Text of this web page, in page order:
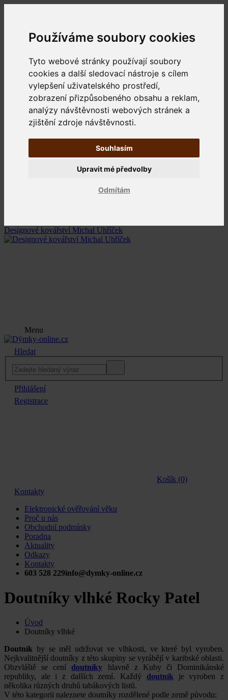
Používáme soubory cookies
Tyto webové stránky používají soubory
cookies a další sledovací nástroje s cílem
vylepšení uživatelského prostředí,
zobrazení přizpůsobeného obsahu a reklam,
analýzy návštěvnosti webových stránek a
zjištění zdroje návštěvnosti.
Souhlasím
Odmítám
Upravit mé předvolby
Designové kovářství Michal Uhříček
Menu
Hledat
Přihlášení
Registrace
Košík (0)
Kontakty
Elektronické ověřování věku
Proč u nás
Obchodní podmínky
Poradna
Aktuality
Odkazy
Kontakty
603 528 229info@dymky-online.cz
Doutníky vlhké Rocky Patel
Úvod
Doutníky vlhké
Doutník by se měl udržovat ve vlhkosti, ve které byl vyroben.
Nejkvalitnější doutníky z této skupiny se vyrábějí v karibské oblasti.
Obzvláště se cení doutníky hlavně z Kuby či Dominikánské
republiky, ale i z dalších zemí. Každý doutníkje vyroben z
několika různých druhů tabákových listů.
V této kategorii naleznete doutníky rozdělené podle země původu: